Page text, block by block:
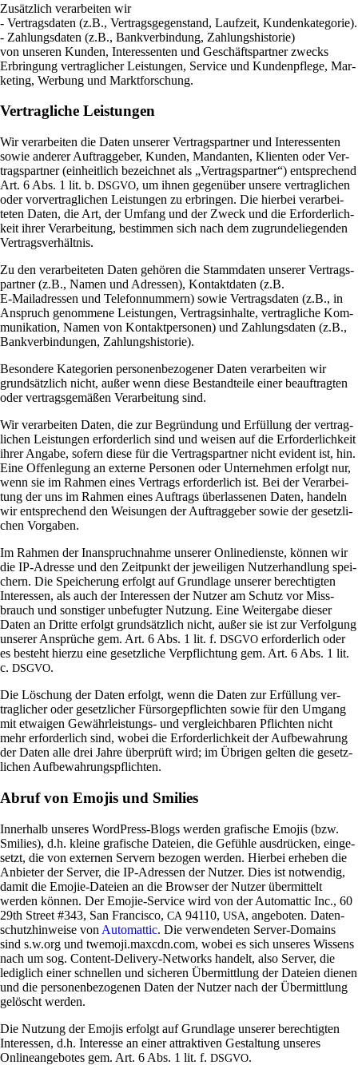
Zusätz­lich ver­ar­beiten wir
- Ver­trags­daten (z.B., Ver­trags­ge­gen­stand, Lauf­zeit, Kun­den­ka­te­gorie).
- Zah­lungs­daten (z.B., Bank­ver­bin­dung, Zah­lungs­hi­storie)
von unseren Kunden, Inter­es­senten und Geschäfts­partner zwecks
Erbrin­gung ver­trag­li­cher Lei­stungen, Ser­vice und Kun­den­pflege, Mar­
ke­ting, Wer­bung und Marktforschung.
Vertragliche Leistungen
Wir ver­ar­beiten die Daten unserer Ver­trags­partner und Inter­es­senten
sowie anderer Auf­trag­geber, Kunden, Man­danten, Kli­enten oder Ver­
trags­partner (ein­heit­lich bezeichnet als „Ver­trags­partner“) ent­spre­chend
Art. 6 Abs. 1 lit. b. DSGVO, um ihnen gegen­über unsere ver­trag­li­chen
oder vor­ver­trag­li­chen Lei­stungen zu erbringen. Die hierbei ver­ar­bei­
teten Daten, die Art, der Umfang und der Zweck und die Erfor­der­lich­
keit ihrer Ver­ar­bei­tung, bestimmen sich nach dem zugrun­de­lie­genden
Vertragsverhältnis.
Zu den ver­ar­bei­teten Daten gehören die Stamm­daten unserer Ver­trags­
partner (z.B., Namen und Adressen), Kon­takt­daten (z.B.
E‑Mailadressen und Tele­fon­num­mern) sowie Ver­trags­daten (z.B., in
Anspruch genom­mene Lei­stungen, Ver­trags­in­halte, ver­trag­liche Kom­
mu­ni­ka­tion, Namen von Kon­takt­per­sonen) und Zah­lungs­daten (z.B.,
Bank­ver­bin­dungen, Zahlungshistorie).
Beson­dere Kate­go­rien per­so­nen­be­zo­gener Daten ver­ar­beiten wir
grund­sätz­lich nicht, außer wenn diese Bestand­teile einer beauf­tragten
oder ver­trags­ge­mäßen Ver­ar­bei­tung sind.
Wir ver­ar­beiten Daten, die zur Begrün­dung und Erfül­lung der ver­trag­
li­chen Lei­stungen erfor­der­lich sind und weisen auf die Erfor­der­lich­keit
ihrer Angabe, sofern diese für die Ver­trags­partner nicht evi­dent ist, hin.
Eine Offen­le­gung an externe Per­sonen oder Unter­nehmen erfolgt nur,
wenn sie im Rahmen eines Ver­trags erfor­der­lich ist. Bei der Ver­ar­bei­
tung der uns im Rahmen eines Auf­trags über­las­senen Daten, han­deln
wir ent­spre­chend den Wei­sungen der Auf­trag­geber sowie der gesetz­li­
chen Vorgaben.
Im Rahmen der Inan­spruch­nahme unserer Online­dienste, können wir
die IP-Adresse und den Zeit­punkt der jewei­ligen Nut­zer­hand­lung spei­
chern. Die Spei­che­rung erfolgt auf Grund­lage unserer berech­tigten
Inter­essen, als auch der Inter­essen der Nutzer am Schutz vor Miss­
brauch und son­stiger unbe­fugter Nut­zung. Eine Wei­ter­gabe dieser
Daten an Dritte erfolgt grund­sätz­lich nicht, außer sie ist zur Ver­fol­gung
unserer Ansprüche gem. Art. 6 Abs. 1 lit. f. DSGVO erfor­der­lich oder
es besteht hierzu eine gesetz­liche Ver­pflich­tung gem. Art. 6 Abs. 1 lit.
c. DSGVO.
Die Löschung der Daten erfolgt, wenn die Daten zur Erfül­lung ver­
trag­li­cher oder gesetz­li­cher Für­sor­ge­pflichten sowie für den Umgang
mit etwa­igen Gewähr­lei­stungs- und ver­gleich­baren Pflichten nicht
mehr erfor­der­lich sind, wobei die Erfor­der­lich­keit der Auf­be­wah­rung
der Daten alle drei Jahre über­prüft wird; im Übrigen gelten die gesetz­
li­chen Aufbewahrungspflichten.
Abruf von Emojis und Smilies
Inner­halb unseres Word­Press-Blogs werden gra­fi­sche Emojis (bzw.
Smi­lies), d.h. kleine gra­fi­sche Dateien, die Gefühle aus­drücken, ein­ge­
setzt, die von externen Ser­vern bezogen werden. Hierbei erheben die
Anbieter der Server, die IP-Adressen der Nutzer. Dies ist not­wendig,
damit die Emojie-Dateien an die Browser der Nutzer über­mit­telt
werden können. Der Emojie-Ser­vice wird von der Auto­mattic Inc., 60
29th Street #343, San Fran­cisco, CA 94110, USA, ange­boten. Daten­
schutz­hin­weise von Auto­mattic. Die ver­wen­deten Server-Domains
sind s.w.org und twemoji.maxcdn.com, wobei es sich unseres Wis­sens
nach um sog. Con­tent-Deli­very-Net­works han­delt, also Server, die
ledig­lich einer schnellen und sicheren Über­mitt­lung der Dateien dienen
und die per­so­nen­be­zo­genen Daten der Nutzer nach der Über­mitt­lung
gelöscht werden.
Die Nut­zung der Emojis erfolgt auf Grund­lage unserer berech­tigten
Inter­essen, d.h. Inter­esse an einer attrak­tiven Gestal­tung unseres
Online­an­ge­botes gem. Art. 6 Abs. 1 lit. f. DSGVO.